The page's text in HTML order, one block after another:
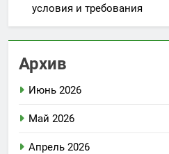
условия и требования
Архив
Июнь 2026
Май 2026
Апрель 2026